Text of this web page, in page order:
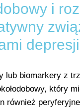
i
depresji
lub biomarkery z
który
również peryferyjne